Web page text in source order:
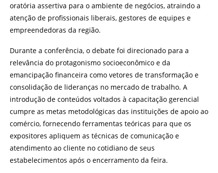
oratória assertiva para o ambiente de negócios, atraindo a
atenção de profissionais liberais, gestores de equipes e
empreendedoras da região.
Durante a conferência, o debate foi direcionado para a
relevância do protagonismo socioeconômico e da
emancipação financeira como vetores de transformação e
consolidação de lideranças no mercado de trabalho. A
introdução de conteúdos voltados à capacitação gerencial
cumpre as metas metodológicas das instituições de apoio ao
comércio, fornecendo ferramentas teóricas para que os
expositores apliquem as técnicas de comunicação e
atendimento ao cliente no cotidiano de seus
estabelecimentos após o encerramento da feira.